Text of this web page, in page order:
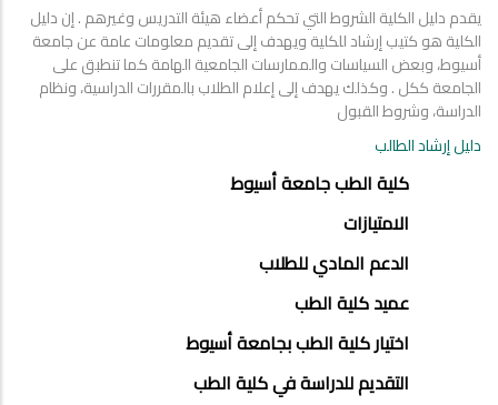
يقدم دليل الكلية الشروط التي تحكم أعضاء هيئة التدريس وغيرهم . إن دليل
الكلية هو كتيب إرشاد للكلية ويهدف إلى تقديم معلومات عامة عن جامعة
أسيوط، وبعض السياسات والممارسات الجامعية الهامة كما تنطبق على
الجامعة ككل . وكذلك يهدف إلى إعلام الطلاب بالمقررات الدراسية، ونظام
الدراسة، وشروط القبول
دليل إرشاد الطالب
FACULTY
كلية الطب جامعة أسيوط
الامتيازات
الدعم المادي للطلاب
عميد كلية الطب
اختيار كلية الطب بجامعة أسيوط
التقديم للدراسة في كلية الطب